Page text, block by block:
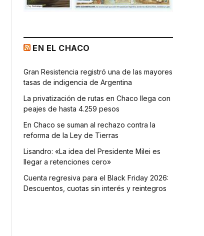
EN EL CHACO
Gran Resistencia registró una de las mayores
tasas de indigencia de Argentina
La privatización de rutas en Chaco llega con
peajes de hasta 4.259 pesos
En Chaco se suman al rechazo contra la
reforma de la Ley de Tierras
Lisandro: «La idea del Presidente Milei es
llegar a retenciones cero»
Cuenta regresiva para el Black Friday 2026:
Descuentos, cuotas sin interés y reintegros